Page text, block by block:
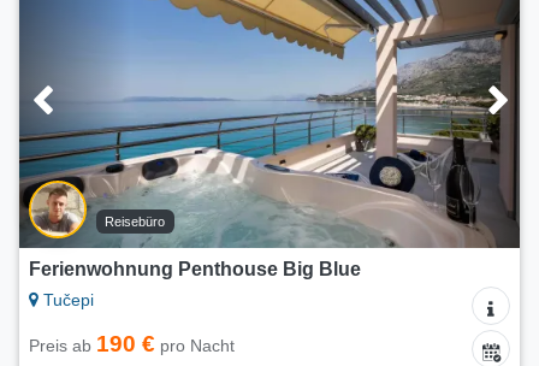
Reisebüro
Ferienwohnung Penthouse Big Blue
Tučepi
Preis ab 190 € pro Nacht